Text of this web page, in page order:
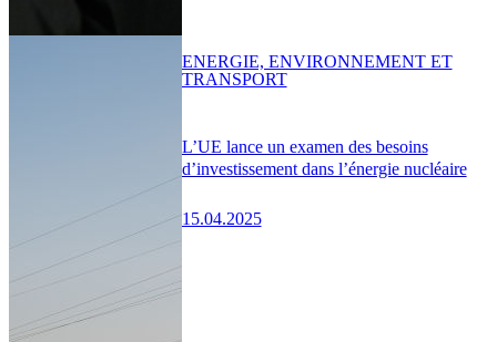
L’UE lance un examen des besoins
d’investissement dans l’énergie nucléaire
15.04.2025
ENERGIE, ENVIRONNEMENT ET
TRANSPORT